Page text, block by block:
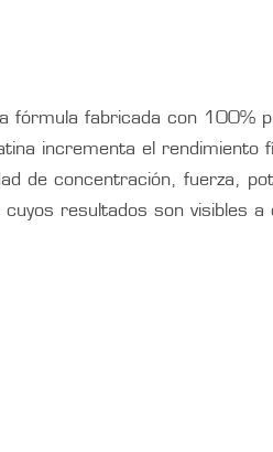
fórmula fabricada con 100%
incrementa el
de concentración, fuerza,
resultados son visibles a